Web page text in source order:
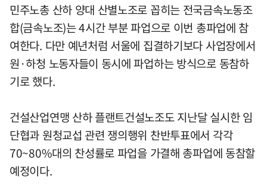
민주노총 산하 양대 산별노조로 꼽히는 전국금속노동조
합(금속노조)는 4시간 부분 파업으로 이번 총파업에 참
여한다. 다만 예년처럼 서울에 집결하기보다 사업장에서
원·하청 노동자들이 동시에 파업하는 방식으로 동참하
기로 했다.
건설산업연맹 산하 플랜트건설노조도 지난달 실시한 임
단협과 원청교섭 관련 쟁의행위 찬반투표에서 각각
70~80%대의 찬성률로 파업을 가결해 총파업에 동참할
예정이다.